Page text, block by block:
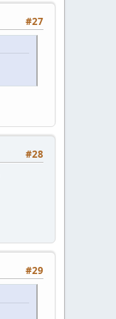
#27
#28
#29